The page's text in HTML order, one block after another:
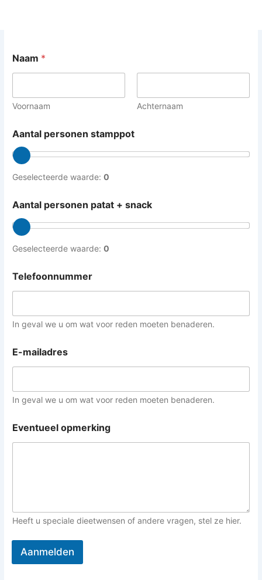
Naam *
Voornaam Achternaam
Aantal personen stamppot
Geselecteerde waarde: 0
e
e
o
n
m
e
s
p
t
E
e
Aantal personen patat + snack
Geselecteerde waarde: 0
Telefoonnummer
In geval we u om wat voor reden moeten benaderen.
E-mailadres
In geval we u om wat voor reden moeten benaderen.
Eventueel opmerking
Heeft u speciale dieetwensen of andere vragen, stel ze hier.
Aanmelden